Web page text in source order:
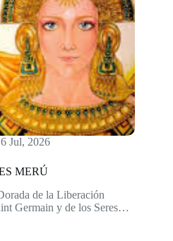
6 Jul, 2026
MERÚ
de la Liberación
Germain y de los Seres…